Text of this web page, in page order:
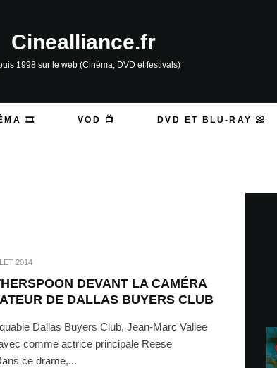
Cinealliance.fr
1998 sur le web (Cinéma, DVD et festivals)
🎞️ VOD 📺 DVD ET BLU-RAY 📀
2014
DEVANT LA CAMÉRA
DE DALLAS BUYERS CLUB
Dallas Buyers Club, Jean-Marc Vallee
comme actrice principale Reese
ce drame,...